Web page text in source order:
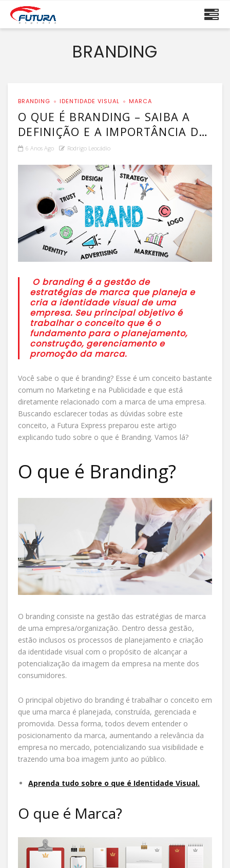
BRANDING
BRANDING IDENTIDADE VISUAL MARCA
O QUE É BRANDING – SAIBA A
DEFINIÇÃO E A IMPORTÂNCIA DO
BRANDING!
6 Anos Ago Rodrigo Leocádio
O branding é a gestão de
estratégias de marca que planeja e
cria a identidade visual de uma
empresa. Seu principal objetivo é
trabalhar o conceito que é o
fundamento para o planejamento,
construção, gerenciamento e
promoção da marca.
Você sabe o que é branding? Esse é um conceito bastante
comum no Marketing e na Publicidade e que está
diretamente relacionado com a marca de uma empresa.
Buscando esclarecer todas as dúvidas sobre este
conceito, a Futura Express preparou este artigo
explicando tudo sobre o que é Branding. Vamos lá?
O que é Branding?
O branding consiste na gestão das estratégias de marca
de uma empresa/organização. Dentro dessa gestão,
estão inclusos os processos de planejamento e criação
da identidade visual com o propósito de alcançar a
potencialização da imagem da empresa na mente dos
consumidores.
O principal objetivo do branding é trabalhar o conceito em
que uma marca é planejada, construída, gerenciada e
promovida. Dessa forma, todos devem entender o
posicionamento da marca, aumentando a relevância da
empresa no mercado, potencializando sua visibilidade e
trazendo uma boa imagem junto ao público.
Aprenda tudo sobre o que é Identidade Visual.
O que é Marca?